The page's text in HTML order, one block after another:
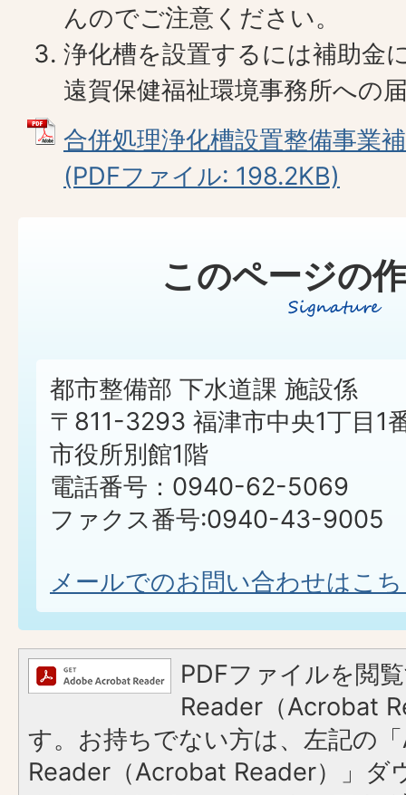
んのでご注意ください。
浄化槽を設置するには補助金
遠賀保健福祉環境事務所への
合併処理浄化槽設置整備事業
(PDFファイル: 198.2KB)
このページの
都市整備部 下水道課 施設係
〒811-3293 福津市中央1丁目1
市役所別館1階
電話番号：0940-62-5069
ファクス番号:0940-43-9005
メールでのお問い合わせはこ
PDFファイルを閲
Reader（Acrobat
す。お持ちでない方は、左記の
Reader（Acrobat Reader）」ダ